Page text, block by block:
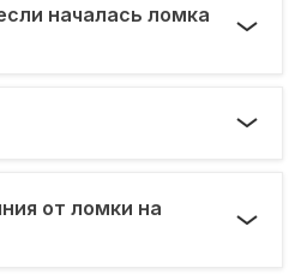
началась ломка
от ломки на